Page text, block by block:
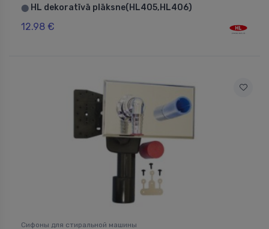
⬤ HL dekoratīvā plāksne(HL405,HL406)
12.98 €
Сифоны для стиральной машины